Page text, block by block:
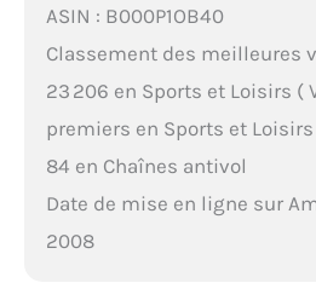
ASIN : B000P1OB40
Classement des meilleures
23 206 en Sports et Loisirs (
premiers en Sports et Loisirs
84 en Chaînes antivol
Date de mise en ligne sur
2008